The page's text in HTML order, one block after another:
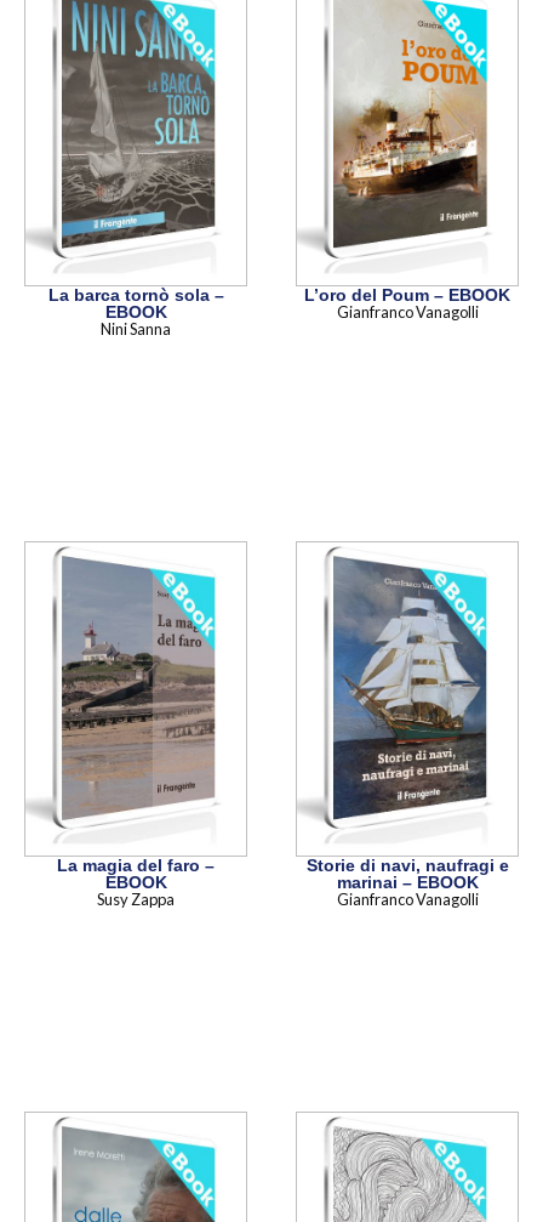
La barca tornò sola –
EBOOK
Nini Sanna
L’oro del Poum – EBOOK
Gianfranco Vanagolli
La magia del faro –
EBOOK
Susy Zappa
Storie di navi, naufragi e
marinai – EBOOK
Gianfranco Vanagolli